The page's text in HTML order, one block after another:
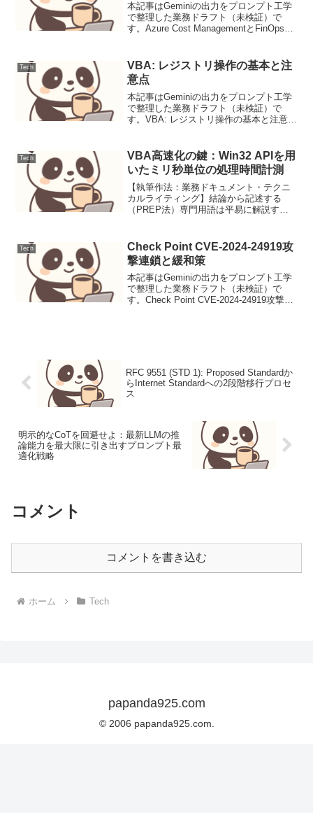
本記事はGeminiの出力をプロンプト工学
で整理した業務ドラフト（未検証）で
す。Azure Cost ManagementとFinOps実
ジネスの持続的成長に不可欠です...
Tech
VBA: レジストリ操作の基本と注
意点
本記事はGeminiの出力をプロンプト工学
で整理した業務ドラフト（未検証）で
す。VBA: レジストリ操作の基本と注意点
ールにおいて、ユーザー設定やアプ...
Tech
VBA高速化の鍵：Win32 APIを用
いたミリ秒単位の処理時間計測
【執筆作法：業務ドキュメント・テクニ
カルライティング】結論から記述する
（PREP法）専門用語は平易に解説する
な表現を避け、具体的な数値や型を提示
する本記事はGeminiの...
Tech
Check Point CVE-2024-24919攻
撃連鎖と緩和策
本記事はGeminiの出力をプロンプト工学
で整理した業務ドラフト（未検証）で
す。Check Point CVE-2024-24919攻撃連
RFC 9551 (STD 1): Proposed Standardか
らInternet Standardへの2段階移行プロセ
ス
明示的なCoTを回避せよ：最新LLMの推
論能力を最大限に引き出すプロンプト最
適化戦略
コメント
コメントを書き込む
ホーム Tech
papanda925.com
© 2006 papanda925.com.